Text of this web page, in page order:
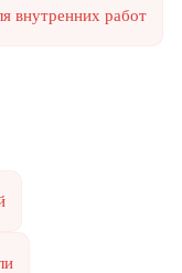
внутренних работ